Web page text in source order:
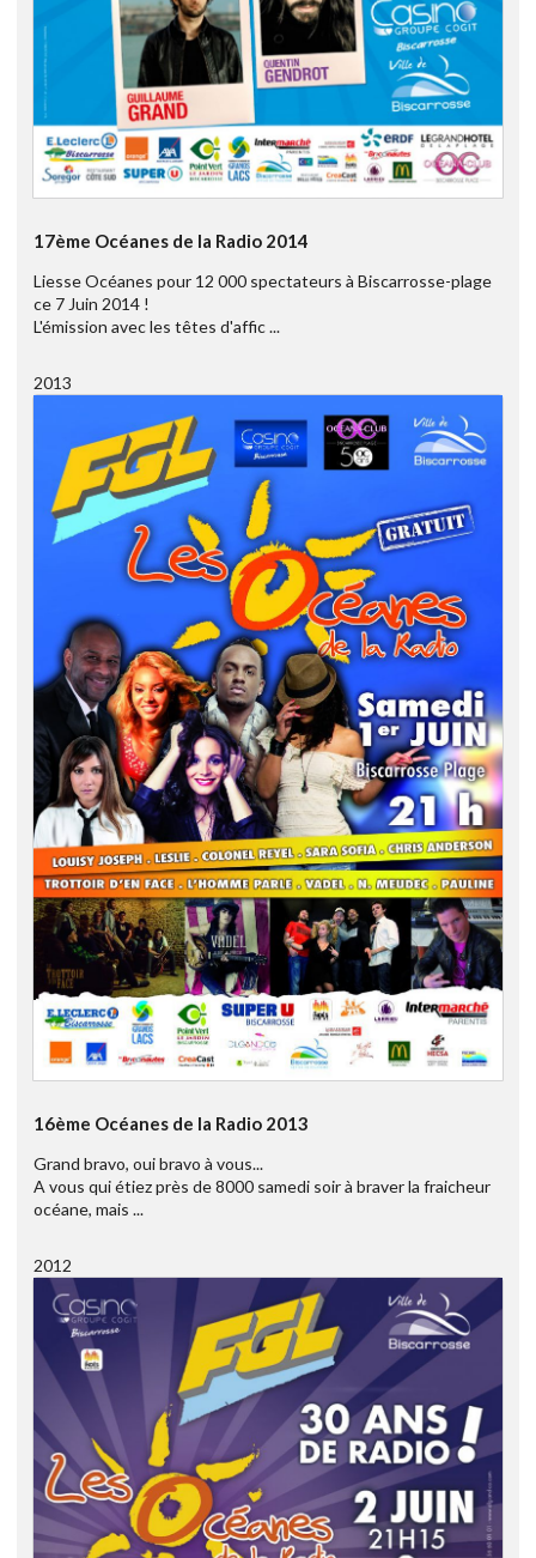
17ème Océanes de la Radio 2014
Liesse Océanes pour 12 000 spectateurs à Biscarrosse-plage
ce 7 Juin 2014 !
L'émission avec les têtes d'affic ...
2013
16ème Océanes de la Radio 2013
Grand bravo, oui bravo à vous...
A vous qui étiez près de 8000 samedi soir à braver la fraicheur
océane, mais ...
2012